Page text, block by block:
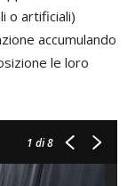
o artificiali)
accumulando
le loro
1 di 8